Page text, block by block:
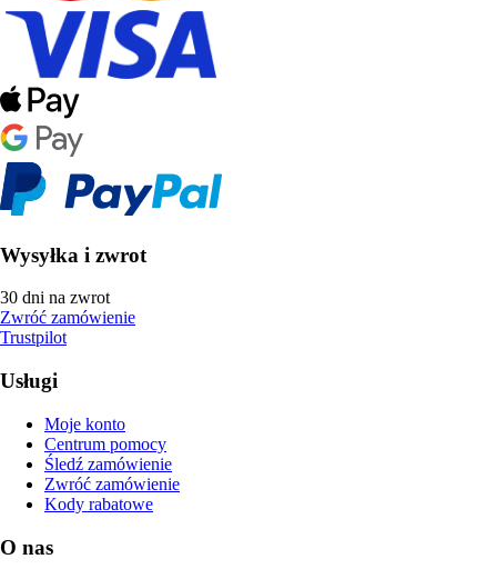
Wysyłka i zwrot
30 dni na zwrot
Zwróć zamówienie
Trustpilot
Usługi
Moje konto
Centrum pomocy
Śledź zamówienie
Zwróć zamówienie
Kody rabatowe
O nas